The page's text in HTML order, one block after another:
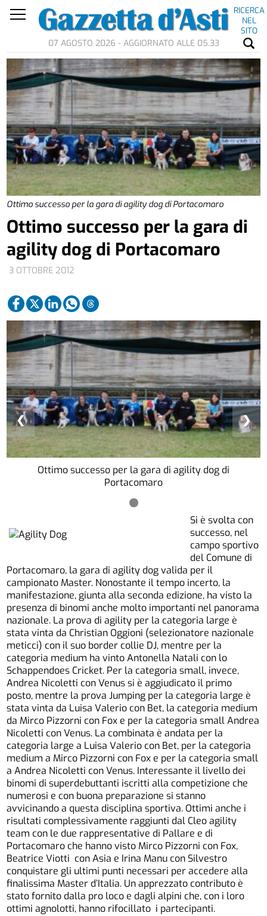
RICERCA
NEL
SITO
07 AGOSTO 2026 - AGGIORNATO ALLE 05.33
Ottimo successo per la gara di agility dog di Portacomaro
3 OTTOBRE 2012
Ottimo successo per la gara di
agility dog di Portacomaro
Ottimo successo per la gara di agility dog di
Portacomaro
❮ ❯
Si è svolta con
successo, nel
campo sportivo
del Comune di
Portacomaro, la gara di agility dog valida per il
campionato Master. Nonostante il tempo incerto, la
manifestazione, giunta alla seconda edizione, ha visto la
presenza di binomi anche molto importanti nel panorama
nazionale. La prova di agility per la categoria large è
stata vinta da Christian Oggioni (selezionatore nazionale
meticci) con il suo border collie DJ, mentre per la
categoria medium ha vinto Antonella Natali con lo
Schappendoes Cricket. Per la categoria small, invece,
Andrea Nicoletti con Venus si è aggiudicato il primo
posto, mentre la prova Jumping per la categoria large è
stata vinta da Luisa Valerio con Bet, la categoria medium
da Mirco Pizzorni con Fox e per la categoria small Andrea
Nicoletti con Venus. La combinata è andata per la
categoria large a Luisa Valerio con Bet, per la categoria
medium a Mirco Pizzorni con Fox e per la categoria small
a Andrea Nicoletti con Venus. Interessante il livello dei
binomi di superdebuttanti iscritti alla competizione che
numerosi e con buona preparazione si stanno
avvicinando a questa disciplina sportiva. Ottimi anche i
risultati complessivamente raggiunti dal Cleo agility
team con le due rappresentative di Pallare e di
Portacomaro che hanno visto Mirco Pizzorni con Fox,
Beatrice Viotti con Asia e Irina Manu con Silvestro
conquistare gli ultimi punti necessari per accedere alla
finalissima Master d’Italia. Un apprezzato contributo è
stato fornito dalla pro loco e dagli alpini che, con i loro
ottimi agnolotti, hanno rifocillato i partecipanti.